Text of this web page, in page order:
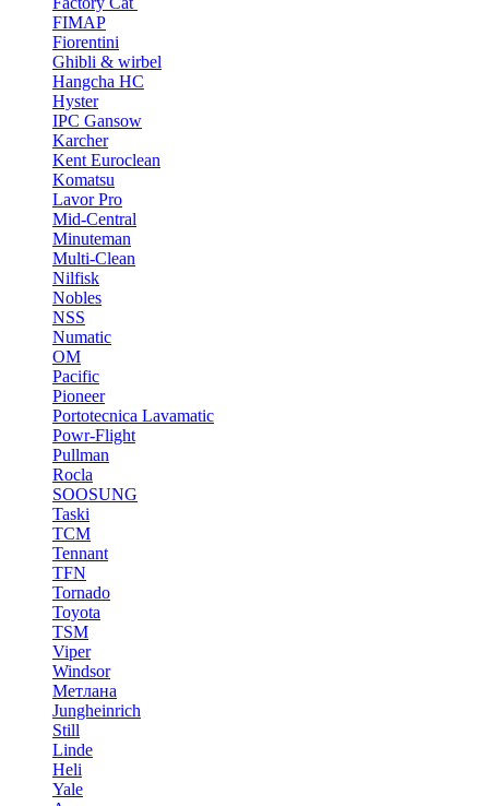
FIMAP
Fiorentini
Ghibli & wirbel
Hangcha HC
Hyster
IPC Gansow
Karcher
Kent Euroclean
Komatsu
Lavor Pro
Mid-Central
Minuteman
Multi-Clean
Nilfisk
Nobles
NSS
Numatic
OM
Pacific
Pioneer
Portotecnica Lavamatic
Powr-Flight
Pullman
Rocla
SOOSUNG
Taski
TCM
Tennant
TFN
Tornado
Toyota
TSM
Viper
Windsor
Метлана
Jungheinrich
Still
Linde
Heli
Yale